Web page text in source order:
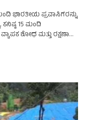
ಭಾರತೀಯ ಪ್ರವಾಸಿಗರನ್ನು
ಕನಿಷ್ಠ 15 ಮಂದಿ
ಶೋಧ ಮತ್ತು ರಕ್ಷಣಾ